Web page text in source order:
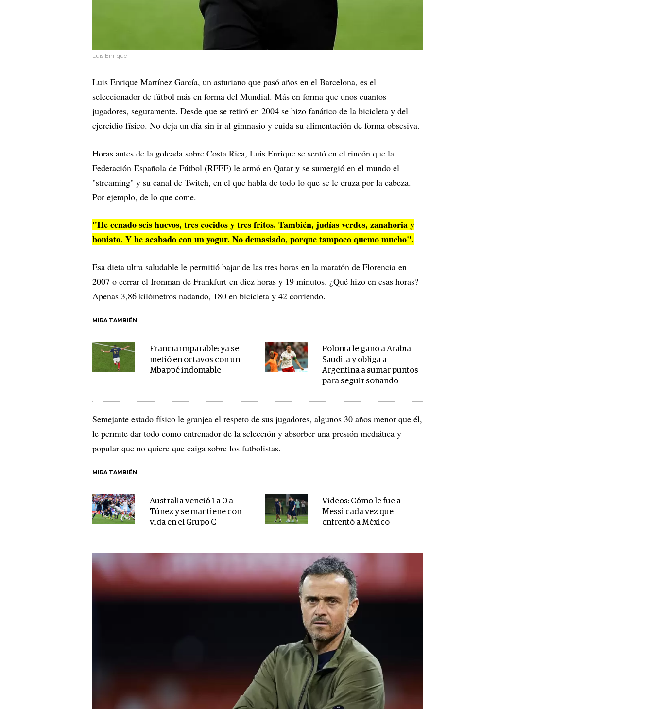
Luis Enrique
Luis Enrique Martínez García, un asturiano que pasó años en el Barcelona, es el
seleccionador de fútbol más en forma del Mundial. Más en forma que unos cuantos
jugadores, seguramente. Desde que se retiró en 2004 se hizo fanático de la bicicleta y del
ejercidio físico. No deja un día sin ir al gimnasio y cuida su alimentación de forma obsesiva.
Horas antes de la goleada sobre Costa Rica, Luis Enrique se sentó en el rincón que la
Federación Española de Fútbol (RFEF) le armó en Qatar y se sumergió en el mundo el
"streaming" y su canal de Twitch, en el que habla de todo lo que se le cruza por la cabeza.
Por ejemplo, de lo que come.
"He cenado seis huevos, tres cocidos y tres fritos. También, judías verdes, zanahoria y
boniato. Y he acabado con un yogur. No demasiado, porque tampoco quemo mucho".
Esa dieta ultra saludable le permitió bajar de las tres horas en la maratón de Florencia en
2007 o cerrar el Ironman de Frankfurt en diez horas y 19 minutos. ¿Qué hizo en esas horas?
Apenas 3,86 kilómetros nadando, 180 en bicicleta y 42 corriendo.
MIRA TAMBIÉN
Francia imparable: ya se
metió en octavos con un
Mbappé indomable
Polonia le ganó a Arabia
Saudita y obliga a
Argentina a sumar puntos
para seguir soñando
Semejante estado físico le granjea el respeto de sus jugadores, algunos 30 años menor que él,
le permite dar todo como entrenador de la selección y absorber una presión mediática y
popular que no quiere que caiga sobre los futbolistas.
MIRA TAMBIÉN
Australia venció 1 a 0 a
Túnez y se mantiene con
vida en el Grupo C
Videos: Cómo le fue a
Messi cada vez que
enfrentó a México